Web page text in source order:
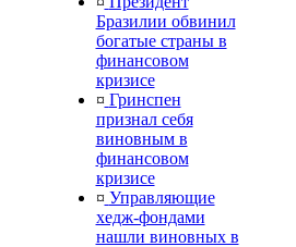
Бразилии обвинил
богатые страны в
финансовом
кризисе
¤ Гринспен
признал себя
виновным в
финансовом
кризисе
¤ Управляющие
хедж-фондами
нашли виновных в